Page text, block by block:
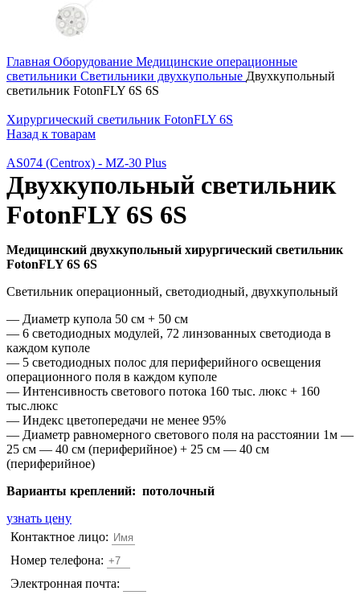
Главная Оборудование Медицинские операционные
светильники Светильники двухкупольные Двухкупольный
светильник FotonFLY 6S 6S
Хирургический светильник FotonFLY 6S
Назад к товарам
AS074 (Centrox) - MZ-30 Plus
Двухкупольный светильник
FotonFLY 6S 6S
Медицинский двухкупольный хирургический светильник
FotonFLY 6S 6S
Светильник операционный, светодиодный, двухкупольный
— Диаметр купола 50 см + 50 см
— 6 светодиодных модулей, 72 линзованных светодиода в
каждом куполе
— 5 светодиодных полос для периферийного освещения
операционного поля в каждом куполе
— Интенсивность светового потока 160 тыс. люкс + 160
тыс.люкс
— Индекс цветопередачи не менее 95%
— Диаметр равномерного светового поля на расстоянии 1м —
25 см — 40 см (периферийное) + 25 см — 40 см
(периферийное)
Варианты креплений: потолочный
узнать цену
Контактное лицо:
Номер телефона:
Электронная почта: